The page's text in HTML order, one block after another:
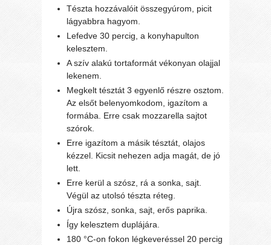
Tészta hozzávalóit összegyúrom, picit
lágyabbra hagyom.
Lefedve 30 percig, a konyhapulton
kelesztem.
A szív alakú tortaformát vékonyan olajjal
lekenem.
Megkelt tésztát 3 egyenlő részre osztom.
Az elsőt belenyomkodom, igazítom a
formába. Erre csak mozzarella sajtot
szórok.
Erre igazítom a másik tésztát, olajos
kézzel. Kicsit nehezen adja magát, de jó
lett.
Erre kerül a szósz, rá a sonka, sajt.
Végül az utolsó tészta réteg.
Újra szósz, sonka, sajt, erős paprika.
Így kelesztem duplájára.
180 °C-on fokon légkeveréssel 20 percig